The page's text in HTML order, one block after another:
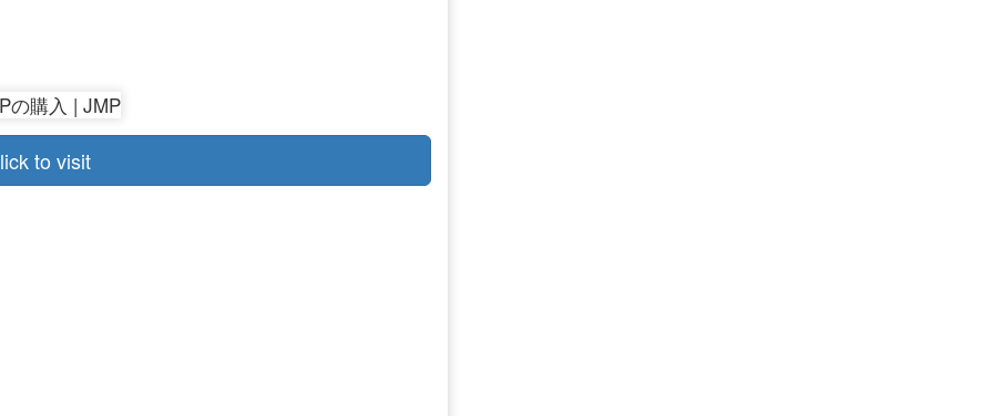
to visit